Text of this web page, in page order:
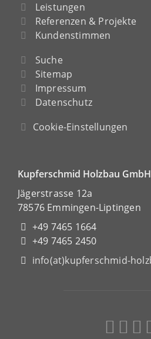
Leistungen
Referenzen & Projekte
Kundenstimmen
Suche
Sitemap
Impressum
Datenschutz
Cookie-Einstellungen
Kupferschmid Holzbau GmbH
Jägerstrasse 12a
78576 Emmingen-Liptingen
+49 7465 1664
+49 7465 2450
info(at)kupferschmid-